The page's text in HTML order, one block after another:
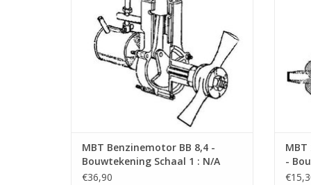
MBT Benzinemotor BB 8,4 -
Bouwtekening Schaal 1 : N/A
(60.10.001)
€36,90
-